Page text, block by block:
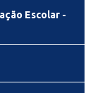
Escolar -